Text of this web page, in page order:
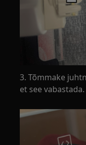
3. Tõmmake
et see vabastada.